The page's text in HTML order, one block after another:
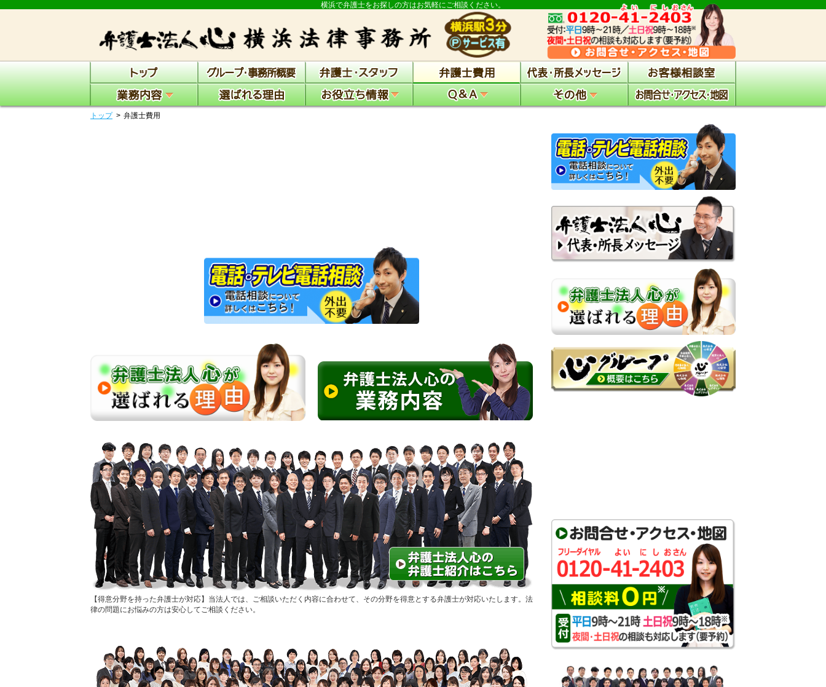
横浜で弁護士をお探しの方はお気軽にご相談ください。
トップ 弁護士費用
得意分野を持った弁護士が対応
当法人では、ご相談いただく内容に合わせて、その分野を得意とする弁護士が対応いたします。法
律の問題にお悩みの方は安心してご相談ください。